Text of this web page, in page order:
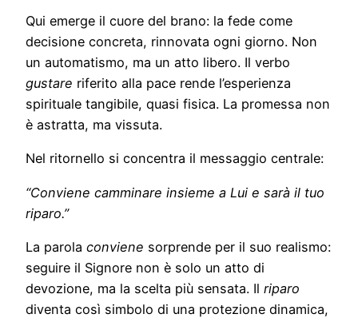
Qui emerge il cuore del brano: la fede come
decisione concreta, rinnovata ogni giorno. Non
un automatismo, ma un atto libero. Il verbo
gustare riferito alla pace rende l’esperienza
spirituale tangibile, quasi fisica. La promessa non
è astratta, ma vissuta.
Nel ritornello si concentra il messaggio centrale:
“Conviene camminare insieme a Lui e sarà il tuo
riparo.”
La parola conviene sorprende per il suo realismo:
seguire il Signore non è solo un atto di
devozione, ma la scelta più sensata. Il riparo
diventa così simbolo di una protezione dinamica,